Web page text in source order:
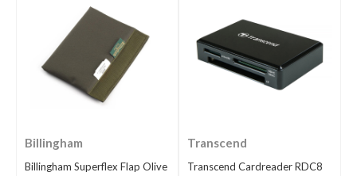
Billingham
Billingham Superflex Flap Olive
Transcend
Transcend Cardreader RDC8